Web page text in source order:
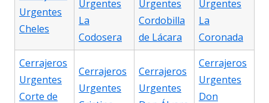
Urgentes
Cheles
Urgentes
La
Codosera
Urgentes
Cordobilla
de Lácara
Urgentes
La
Coronada
Cerrajeros
Urgentes
Corte de
Cerrajeros
Urgentes
Cerrajeros
Urgentes
Cerrajeros
Urgentes
Don